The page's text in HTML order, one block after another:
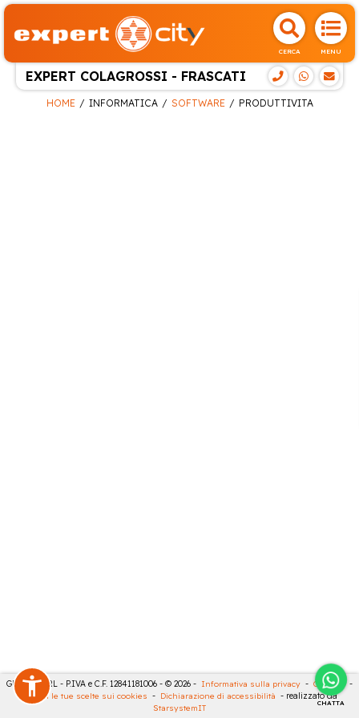
CERCA MENU
EXPERT COLAGROSSI - FRASCATI
CHATTA
HOME INFORMATICA SOFTWARE PRODUTTIVITA
GECO 14 SRL - P.IVA e C.F. 12841181006 - © 2026 - Informativa sulla privacy - Cookies
-
Rivedi le tue scelte sui cookies - Dichiarazione di accessibilità - realizzato da
StarsystemIT